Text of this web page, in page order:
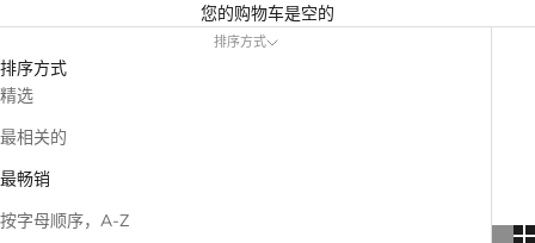
您的购物车是空的
排序方式
排序方式
精选
最相关的
最畅销
按字母顺序，A-Z